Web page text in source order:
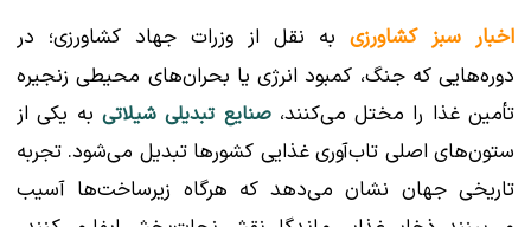
اخبار سبز کشاورزی به نقل از وزرات جهاد کشاورزی؛ در
دوره‌هایی که جنگ، کمبود انرژی یا بحران‌های محیطی زنجیره
تأمین غذا را مختل می‌کنند،صنایع تبدیلی شیلاتی به یکی از
ستون‌های اصلی تاب‌آوری غذایی کشورها تبدیل می‌شود. تجربه
تاریخی جهان نشان می‌دهد که هرگاه زیرساخت‌ها آسیب